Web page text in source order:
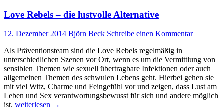
Love Rebels – die lustvolle Alternative
12. Dezember 2014 Björn Beck Schreibe einen Kommentar
Als Präventionsteam sind die Love Rebels regelmäßig in
unterschiedlichen Szenen vor Ort, wenn es um die Vermittlung von
sensiblen Themen wie sexuell übertragbare Infektionen oder auch
allgemeinen Themen des schwulen Lebens geht. Hierbei gehen sie
mit viel Witz, Charme und Feingefühl vor und zeigen, dass Lust am
Leben und Sex verantwortungsbewusst für sich und andere möglich
ist. Love
weiterlesen →